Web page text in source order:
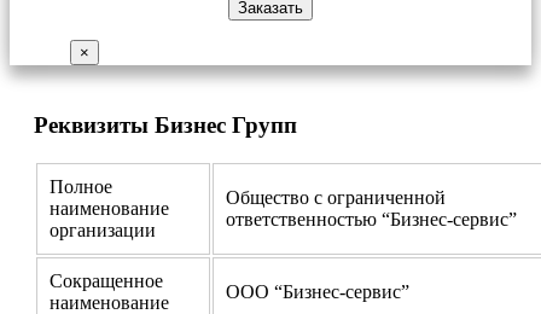
×
Реквизиты Бизнес Групп
Полное
наименование
организации
Общество с ограниченной
ответственностью “Бизнес-сервис”
Сокращенное
наименование
ООО “Бизнес-сервис”